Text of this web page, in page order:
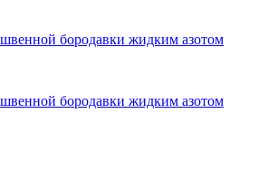
бородавки жидким азотом
бородавки жидким азотом